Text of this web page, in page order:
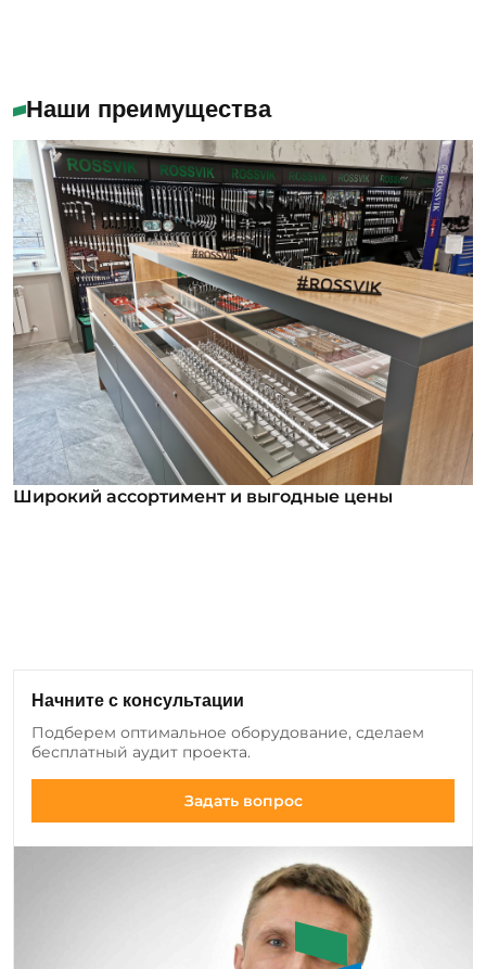
Наши преимущества
Широкий ассортимент и выгодные цены
добавляем новые позиции оборудования и
инструмента, а также совершенствуем
существующие модели.
Начните с консультации
Подберем оптимальное оборудование, сделаем
бесплатный аудит проекта.
Задать вопрос